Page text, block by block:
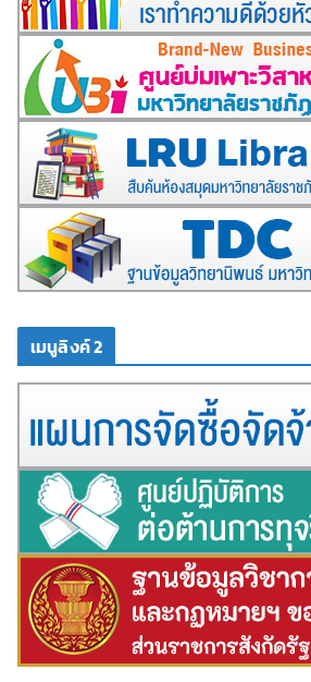
เมนูลิงค์ 2